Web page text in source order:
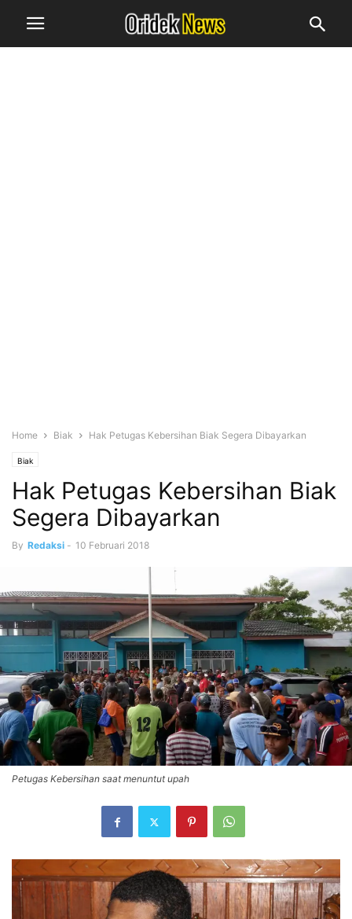
Home Biak Hak Petugas Kebersihan Biak Segera Dibayarkan
Biak
Hak Petugas Kebersihan Biak
Segera Dibayarkan
By Redaksi - 10 Februari 2018
Petugas Kebersihan saat menuntut upah